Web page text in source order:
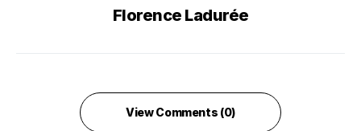
Florence Ladurée
View Comments (0)